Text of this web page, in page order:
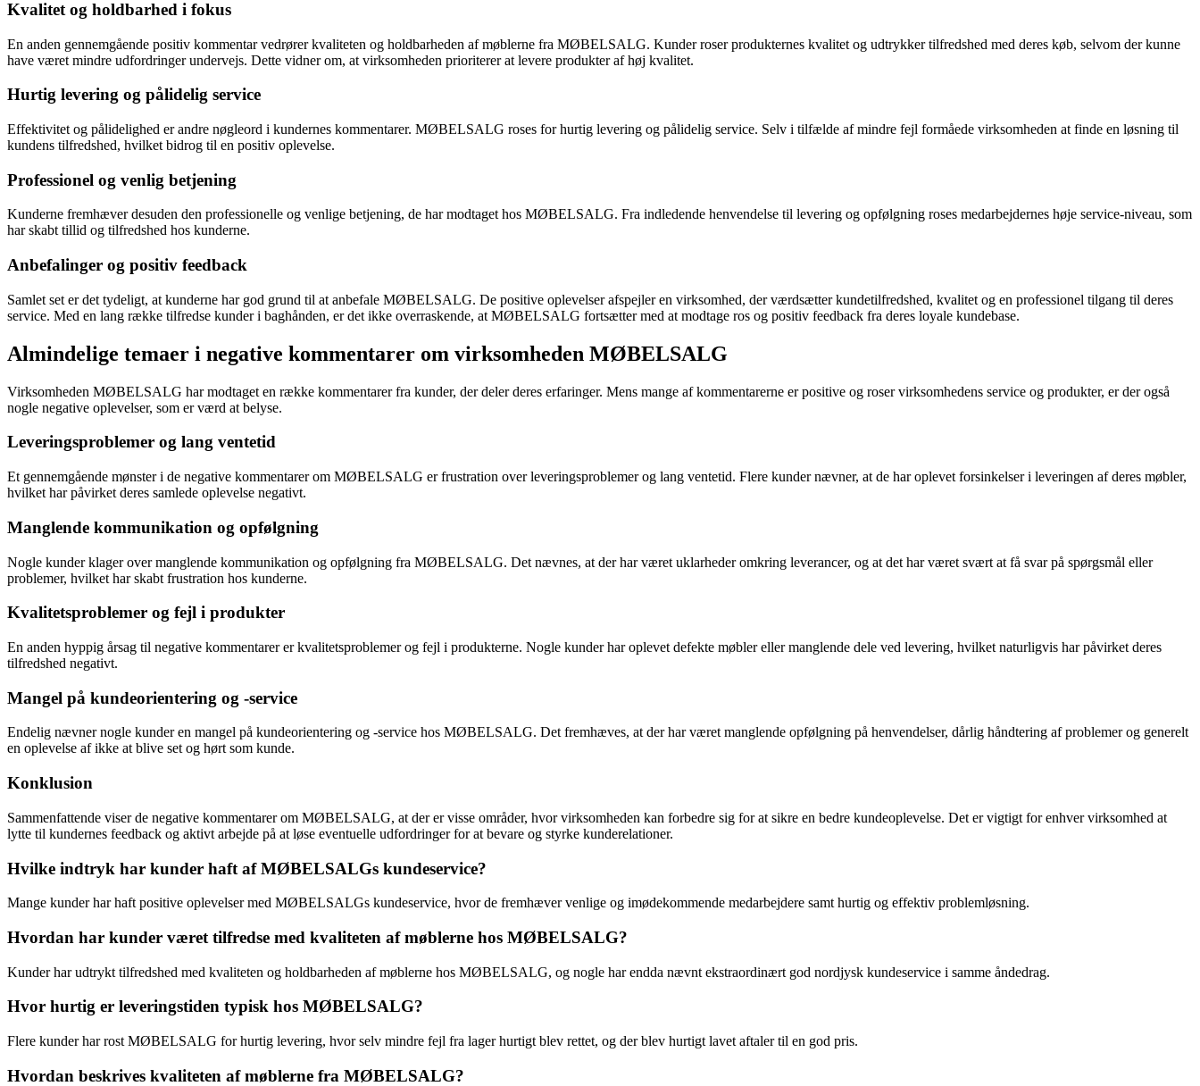
Kvalitet og holdbarhed i fokus
En anden gennemgående positiv kommentar vedrører kvaliteten og holdbarheden af møblerne fra MØBELSALG. Kunder roser produkternes kvalitet og udtrykker tilfredshed med deres køb, selvom der kunne
have været mindre udfordringer undervejs. Dette vidner om, at virksomheden prioriterer at levere produkter af høj kvalitet.
Hurtig levering og pålidelig service
Effektivitet og pålidelighed er andre nøgleord i kundernes kommentarer. MØBELSALG roses for hurtig levering og pålidelig service. Selv i tilfælde af mindre fejl formåede virksomheden at finde en løsning til
kundens tilfredshed, hvilket bidrog til en positiv oplevelse.
Professionel og venlig betjening
Kunderne fremhæver desuden den professionelle og venlige betjening, de har modtaget hos MØBELSALG. Fra indledende henvendelse til levering og opfølgning roses medarbejdernes høje service-niveau, som
har skabt tillid og tilfredshed hos kunderne.
Anbefalinger og positiv feedback
Samlet set er det tydeligt, at kunderne har god grund til at anbefale MØBELSALG. De positive oplevelser afspejler en virksomhed, der værdsætter kundetilfredshed, kvalitet og en professionel tilgang til deres
service. Med en lang række tilfredse kunder i baghånden, er det ikke overraskende, at MØBELSALG fortsætter med at modtage ros og positiv feedback fra deres loyale kundebase.
Almindelige temaer i negative kommentarer om virksomheden MØBELSALG
Virksomheden MØBELSALG har modtaget en række kommentarer fra kunder, der deler deres erfaringer. Mens mange af kommentarerne er positive og roser virksomhedens service og produkter, er der også
nogle negative oplevelser, som er værd at belyse.
Leveringsproblemer og lang ventetid
Et gennemgående mønster i de negative kommentarer om MØBELSALG er frustration over leveringsproblemer og lang ventetid. Flere kunder nævner, at de har oplevet forsinkelser i leveringen af deres møbler,
hvilket har påvirket deres samlede oplevelse negativt.
Manglende kommunikation og opfølgning
Nogle kunder klager over manglende kommunikation og opfølgning fra MØBELSALG. Det nævnes, at der har været uklarheder omkring leverancer, og at det har været svært at få svar på spørgsmål eller
problemer, hvilket har skabt frustration hos kunderne.
Kvalitetsproblemer og fejl i produkter
En anden hyppig årsag til negative kommentarer er kvalitetsproblemer og fejl i produkterne. Nogle kunder har oplevet defekte møbler eller manglende dele ved levering, hvilket naturligvis har påvirket deres
tilfredshed negativt.
Mangel på kundeorientering og -service
Endelig nævner nogle kunder en mangel på kundeorientering og -service hos MØBELSALG. Det fremhæves, at der har været manglende opfølgning på henvendelser, dårlig håndtering af problemer og generelt
en oplevelse af ikke at blive set og hørt som kunde.
Konklusion
Sammenfattende viser de negative kommentarer om MØBELSALG, at der er visse områder, hvor virksomheden kan forbedre sig for at sikre en bedre kundeoplevelse. Det er vigtigt for enhver virksomhed at
lytte til kundernes feedback og aktivt arbejde på at løse eventuelle udfordringer for at bevare og styrke kunderelationer.
Hvilke indtryk har kunder haft af MØBELSALGs kundeservice?
Mange kunder har haft positive oplevelser med MØBELSALGs kundeservice, hvor de fremhæver venlige og imødekommende medarbejdere samt hurtig og effektiv problemløsning.
Hvordan har kunder været tilfredse med kvaliteten af møblerne hos MØBELSALG?
Kunder har udtrykt tilfredshed med kvaliteten og holdbarheden af møblerne hos MØBELSALG, og nogle har endda nævnt ekstraordinært god nordjysk kundeservice i samme åndedrag.
Hvor hurtig er leveringstiden typisk hos MØBELSALG?
Flere kunder har rost MØBELSALG for hurtig levering, hvor selv mindre fejl fra lager hurtigt blev rettet, og der blev hurtigt lavet aftaler til en god pris.
Hvordan beskrives kvaliteten af møblerne fra MØBELSALG?